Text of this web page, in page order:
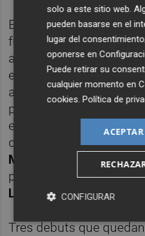
El último de los tres en
fue
Daniel Budesca,
apagadoPépéen los
encuentro. El joven
años, tampoco había
previamente por
García
en la recámara para ese
dando algo de oxígeno
Mouriño
Pau
pudo ante la banda
Leverkusen.
Tres debuts que
solo a este sitio web.
pueden basarse en el
lugar del
oponerse en
Puede retirar su
cualquier momento en
cookies .Política de
CONFIGURAR